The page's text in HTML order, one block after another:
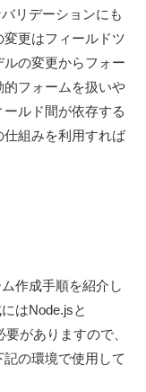
リデーションにも
更はフィールドツ
の変更からフォー
的フォームを扱いや
ルド間が依存する
組みを利用すれば
作成手順を紹介し
はNode.jsと
がありますので、
の環境で使用して